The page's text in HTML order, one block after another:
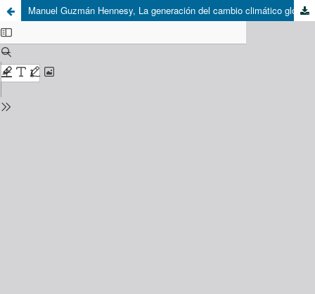
Manuel Guzmán Hennesy, La generación del cambio climático global, Editorial Universidad Bolivariana, Santiago, 2009, 306 p.